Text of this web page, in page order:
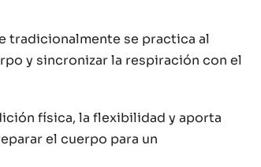
tradicionalmente se practica al
y sincronizar la respiración con el
física, la flexibilidad y aporta
el cuerpo para un